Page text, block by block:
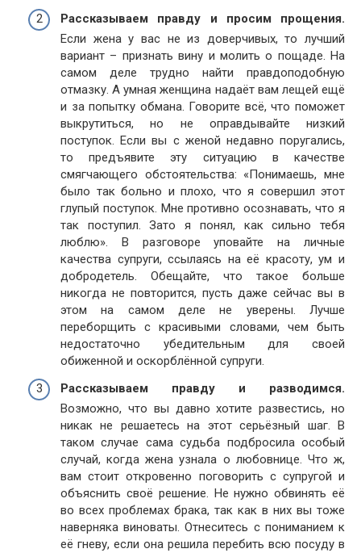
Рассказываем правду и просим прощения.
Если жена у вас не из доверчивых, то лучший
вариант – признать вину и молить о пощаде. На
самом деле трудно найти правдоподобную
отмазку. А умная женщина надаёт вам лещей ещё
и за попытку обмана. Говорите всё, что поможет
выкрутиться, но не оправдывайте низкий
поступок. Если вы с женой недавно поругались,
то предъявите эту ситуацию в качестве
смягчающего обстоятельства: «Понимаешь, мне
было так больно и плохо, что я совершил этот
глупый поступок. Мне противно осознавать, что я
так поступил. Зато я понял, как сильно тебя
люблю». В разговоре уповайте на личные
качества супруги, ссылаясь на её красоту, ум и
добродетель. Обещайте, что такое больше
никогда не повторится, пусть даже сейчас вы в
этом на самом деле не уверены. Лучше
переборщить с красивыми словами, чем быть
недостаточно убедительным для своей
обиженной и оскорблённой супруги.
Рассказываем правду и разводимся.
Возможно, что вы давно хотите развестись, но
никак не решаетесь на этот серьёзный шаг. В
таком случае сама судьба подбросила особый
случай, когда жена узнала о любовнице. Что ж,
вам стоит откровенно поговорить с супругой и
объяснить своё решение. Не нужно обвинять её
во всех проблемах брака, так как в них вы тоже
наверняка виноваты. Отнеситесь с пониманием к
её гневу, если она решила перебить всю посуду в